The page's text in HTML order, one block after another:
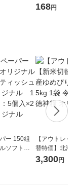
人前×2＞ 1
1個
168円
ー 150組
ソフトパ
ィオナ オ
【アウトレッ
替特価】北海
か 無洗米 5kg
米 木徳神糧 オ
3,300円